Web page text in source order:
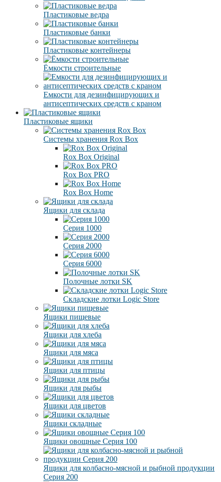
Пластиковые ведра
Пластиковые банки
Пластиковые контейнеры
Ёмкости строительные
Емкости для дезинфицирующих и
антисептических средств с краном
Пластиковые ящики
Системы хранения Rox Box
Rox Box Original
Rox Box PRO
Rox Box Home
Ящики для склада
Серия 1000
Серия 2000
Серия 6000
Полочные лотки SK
Складские лотки Logic Store
Ящики пищевые
Ящики для хлеба
Ящики для мяса
Ящики для птицы
Ящики для рыбы
Ящики для цветов
Ящики складные
Ящики овощные Серия 100
Ящики для колбасно-мясной и рыбной продукции
Серия 200